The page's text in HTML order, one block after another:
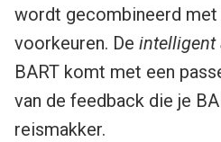
wordt gecombineerd
voorkeuren. De intelligent
BART komt met een
van de feedback die je
reismakker.